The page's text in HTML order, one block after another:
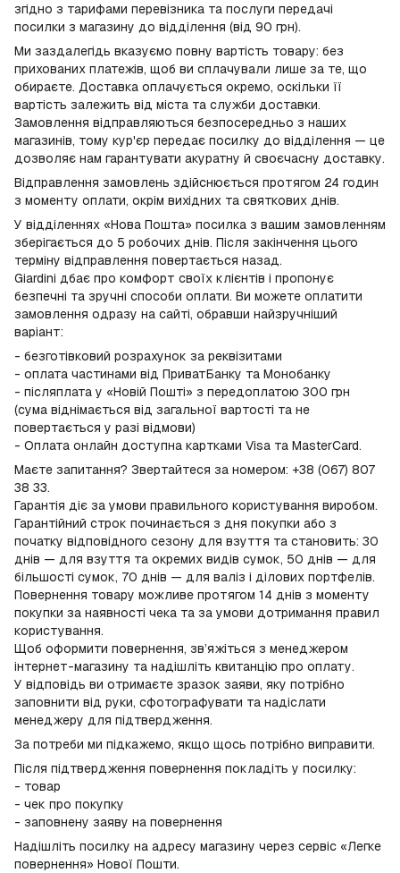
згідно з тарифами перевізника та послуги передачі
посилки з магазину до відділення (від 90 грн).
Ми заздалегідь вказуємо повну вартість товару: без
прихованих платежів, щоб ви сплачували лише за те, що
обираєте. Доставка оплачується окремо, оскільки її
вартість залежить від міста та служби доставки.
Замовлення відправляються безпосередньо з наших
магазинів, тому кур'єр передає посилку до відділення — це
дозволяє нам гарантувати акуратну й своєчасну доставку.
Відправлення замовлень здійснюється протягом 24 годин
з моменту оплати, окрім вихідних та святкових днів.
У відділеннях «Нова Пошта» посилка з вашим замовленням
зберігається до 5 робочих днів. Після закінчення цього
терміну відправлення повертається назад.
Giardini дбає про комфорт своїх клієнтів і пропонує
безпечні та зручні способи оплати. Ви можете оплатити
замовлення одразу на сайті, обравши найзручніший
варіант:
- безготівковий розрахунок за реквізитами
- оплата частинами від ПриватБанку та Монобанку
- післяплата у «Новій Пошті» з передоплатою 300 грн
(сума віднімається від загальної вартості та не
повертається у разі відмови)
- Оплата онлайн доступна картками Visa та MasterCard.
Маєте запитання? Звертайтеся за номером: +38 (067) 807
38 33.
Гарантія діє за умови правильного користування виробом.
Гарантійний строк починається з дня покупки або з
початку відповідного сезону для взуття та становить: 30
днів — для взуття та окремих видів сумок, 50 днів — для
більшості сумок, 70 днів — для валіз і ділових портфелів.
Повернення товару можливе протягом 14 днів з моменту
покупки за наявності чека та за умови дотримання правил
користування.
Щоб оформити повернення, зв’яжіться з менеджером
інтернет-магазину та надішліть квитанцію про оплату.
У відповідь ви отримаєте зразок заяви, яку потрібно
заповнити від руки, сфотографувати та надіслати
менеджеру для підтвердження.
За потреби ми підкажемо, якщо щось потрібно виправити.
Після підтвердження повернення покладіть у посилку:
- товар
- чек про покупку
- заповнену заяву на повернення
Надішліть посилку на адресу магазину через сервіс «Легке
повернення» Нової Пошти.